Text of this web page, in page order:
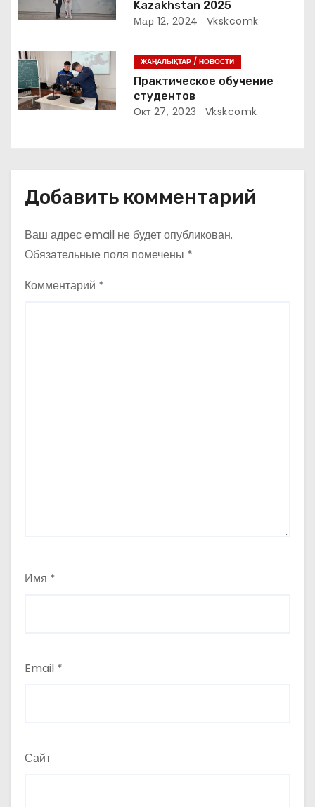
и
я
м
Kazakhstan 2025
Мар 12, 2024 Vkskcomk
ЖАҢАЛЫҚТАР / НОВОСТИ
Практическое обучение
студентов
Окт 27, 2023 Vkskcomk
Добавить комментарий
Ваш адрес email не будет опубликован.
Обязательные поля помечены *
Комментарий *
Имя *
Email *
Сайт